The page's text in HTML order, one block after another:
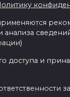
анализа
доступа и